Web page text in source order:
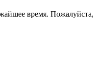
время. Пожалуйста,